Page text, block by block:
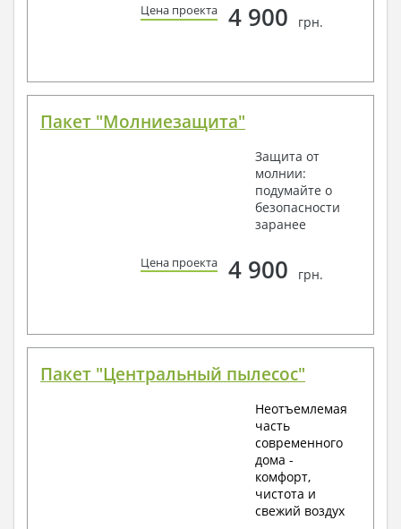
Цена проекта 4 900 грн.
Пакет "Молниезащита"
Защита от
молнии:
подумайте о
безопасности
заранее
Цена проекта 4 900 грн.
Пакет "Центральный пылесос"
Неотъемлемая
часть
современного
дома -
комфорт,
чистота и
свежий воздух